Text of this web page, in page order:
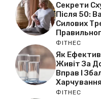
Секрети
Після 50:
Силових
ФІТНЕС
Як
Живіт За
Вправ І
Харчування
ФІТНЕС